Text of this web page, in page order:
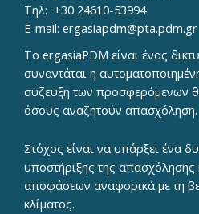
Τηλ: +30 24610-53994
E-mail: ergasiapdm@pta.pdm.gr
To ergasiaPDM είναι ένας
συναντάται η
σύζευξη των προσφερόμενων
όσους αναζητούν απασχόληση.
Στόχος είναι να υπάρξει ένα
υποστήριξης της
αποφάσεων αναφορικά με τη
κλίματος.